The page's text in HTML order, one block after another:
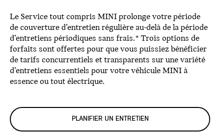
Le Service tout compris MINI prolonge votre période
de couverture d’entretien régulière au-delà de la période
d’entretiens périodiques sans frais.* Trois options de
forfaits sont offertes pour que vous puissiez bénéficier
de tarifs concurrentiels et transparents sur une variété
d’entretiens essentiels pour votre véhicule MINI à
essence ou tout électrique.
PLANIFIER UN ENTRETIEN